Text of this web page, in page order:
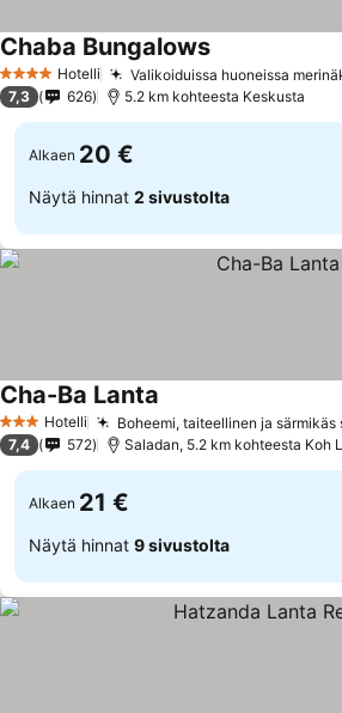
4 Tähtiluokitus
Hotelli Valikoiduissa huoneissa
Chaba Bungalows
7,3 626 5.2 km kohteesta Keskusta
Alkaen 20 €
Näytä hinnat 2 sivustolta
3 Tähtiluokitus
Hotelli Boheemi, taiteellinen ja särmikäs
Cha-Ba Lanta
7,4 572 Saladan, 5.2 km kohteesta Koh
Alkaen 21 €
Näytä hinnat 9 sivustolta